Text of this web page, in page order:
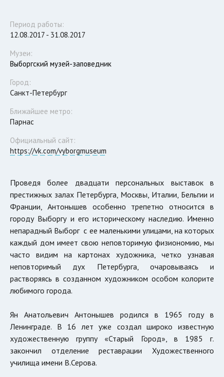
Период работы:
12.08.2017 - 31.08.2017
Музеи:
Выборгский музей-заповедник
Город:
Санкт-Петербург
Ближайшее метро:
Парнас
Официальный сайт:
https://vk.com/vyborgmuseum
Проведя более двадцати персональных выставок в
престижных залах Петербурга, Москвы, Италии, Бельгии и
Франции, Антонышев особенно трепетно относится в
городу Выборгу и его историческому наследию. Именно
непарадный Выборг с ее маленькими улицами, на которых
каждый дом имеет свою неповторимую физиономию, мы
часто видим на картонах художника, четко узнавая
неповторимый дух Петербурга, очаровываясь и
растворяясь в созданном художником особом колорите
любимого города.
Ян Анатольевич Антонышев родился в 1965 году в
Ленинграде. В 16 лет уже создал широко известную
художественную группу «Старый Город», в 1985 г.
закончил отделение реставрации Художественного
училища имени В.Серова.